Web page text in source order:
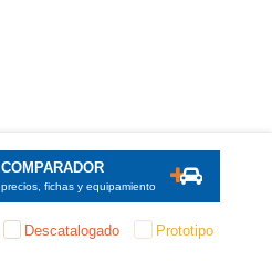
COMPARADOR
precios, fichas y equipamiento
Descatalogado Prototipo